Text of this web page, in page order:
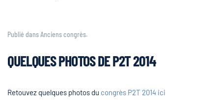
Publié dansAnciens congrès.
QUELQUES PHOTOS DE P2T 2014
Retouvez quelques photos du congrès P2T 2014 ici